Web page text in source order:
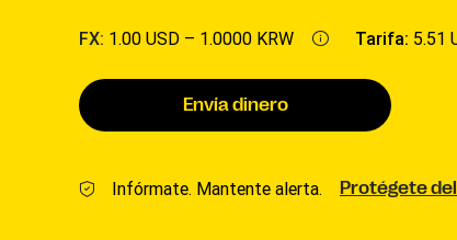
FX: 1.00 USD – 1.0000 KRW Tarifa: 5.51
Envía dinero
Infórmate. Mantente alerta. Protégete